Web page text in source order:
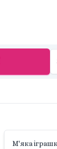
М'яка